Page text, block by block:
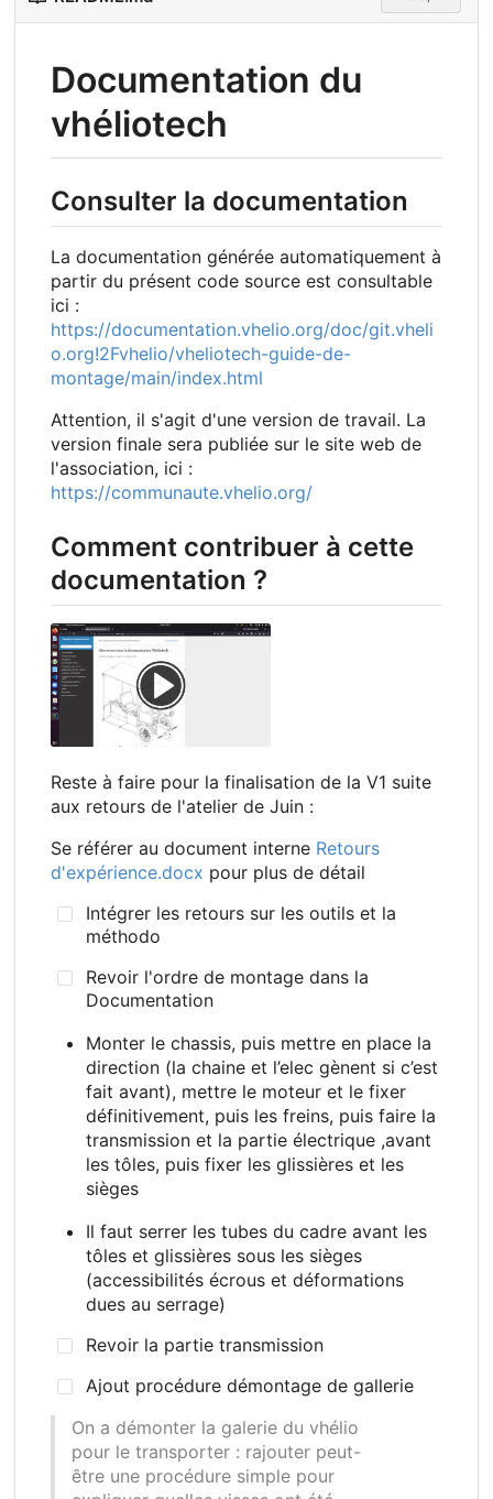
Documentation du
vhéliotech
Consulter la documentation
La documentation générée automatiquement à
partir du présent code source est consultable
ici :
https://documentation.vhelio.org/doc/git.vheli
o.org!2Fvhelio/vheliotech-guide-de-
montage/main/index.html
Attention, il s'agit d'une version de travail. La
version finale sera publiée sur le site web de
l'association, ici :
https://communaute.vhelio.org/
Comment contribuer à cette
documentation ?
Reste à faire pour la finalisation de la V1 suite
aux retours de l'atelier de Juin :
Se référer au document interne Retours
d'expérience.docx pour plus de détail
Intégrer les retours sur les outils et la
méthodo
Revoir l'ordre de montage dans la
Documentation
Monter le chassis, puis mettre en place la
direction (la chaine et l’elec gènent si c’est
fait avant), mettre le moteur et le fixer
définitivement, puis les freins, puis faire la
transmission et la partie électrique ,avant
les tôles, puis fixer les glissières et les
sièges
Il faut serrer les tubes du cadre avant les
tôles et glissières sous les sièges
(accessibilités écrous et déformations
dues au serrage)
Revoir la partie transmission
Ajout procédure démontage de gallerie
On a démonter la galerie du vhélio
pour le transporter : rajouter peut-
être une procédure simple pour